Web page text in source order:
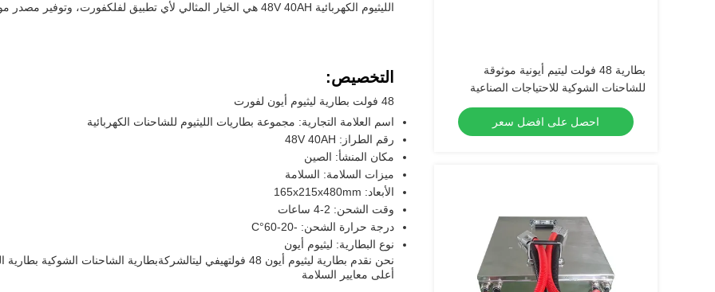
بطارية 48 فولت ليتيم أيونية موثوقة
للشاحنات الشوكية للاحتياجات الصناعية
احصل على افضل سعر
الليثيوم الكهربائية 48V 40AH هي الخيار المثالي لأي تطبيق لفلكفورت، وتوفير مصدر موثوق للطاقة لرفع ونقل البضائع الثقيلة.
التخصيص:
48 فولت بطارية ليثيوم أيون لفورت
اسم العلامة التجارية: مجموعة بطاريات الليثيوم للشاحنات الكهربائية
رقم الطراز: 48V 40AH
مكان المنشأ: الصين
ميزات السلامة: السلامة
الأبعاد: 165x215x480mm
وقت الشحن: 2-4 ساعات
درجة حرارة الشحن: -20-60°C
نوع البطارية: ليثيوم أيون
نحن نقدم بطارية ليثيوم أيون 48 فولت
هيفي ليتالشركة
أعلى معايير السلامة